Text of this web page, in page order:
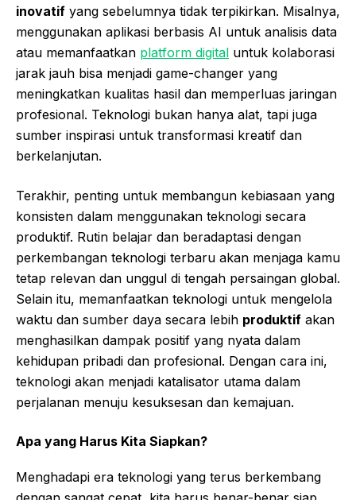
inovatif yang sebelumnya tidak terpikirkan. Misalnya,
menggunakan aplikasi berbasis AI untuk analisis data
atau memanfaatkan platform digital untuk kolaborasi
jarak jauh bisa menjadi game-changer yang
meningkatkan kualitas hasil dan memperluas jaringan
profesional. Teknologi bukan hanya alat, tapi juga
sumber inspirasi untuk transformasi kreatif dan
berkelanjutan.
Terakhir, penting untuk membangun kebiasaan yang
konsisten dalam menggunakan teknologi secara
produktif. Rutin belajar dan beradaptasi dengan
perkembangan teknologi terbaru akan menjaga kamu
tetap relevan dan unggul di tengah persaingan global.
Selain itu, memanfaatkan teknologi untuk mengelola
waktu dan sumber daya secara lebih produktif akan
menghasilkan dampak positif yang nyata dalam
kehidupan pribadi dan profesional. Dengan cara ini,
teknologi akan menjadi katalisator utama dalam
perjalanan menuju kesuksesan dan kemajuan.
Apa yang Harus Kita Siapkan?
Menghadapi era teknologi yang terus berkembang